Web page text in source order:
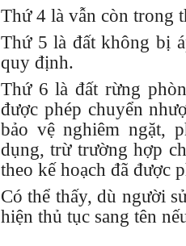
Thứ 4 là vẫn còn trong
Thứ 5 là đất không bị
quy định.
Thứ 6 là đất rừng
được phép chuyển
bảo vệ nghiêm ngặt,
dụng, trừ trường hợp
theo kế hoạch đã được
Có thể thấy, dù người
hiện thủ tục sang tên